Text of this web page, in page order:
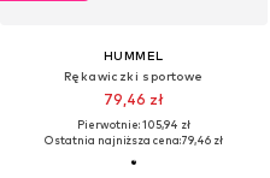
HUMMEL
Rękawiczki sportowe
79,46 zł
Pierwotnie: 105,94 zł
Ostatnia najniższa cena:79,46 zł